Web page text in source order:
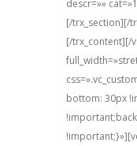
descr=»»
[/trx_section][/
[/trx_content][/
bottom: 30px